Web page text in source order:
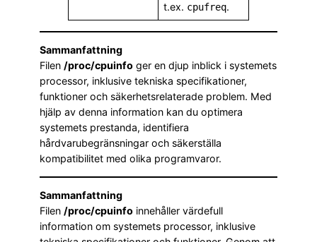
t.ex. cpufreq.
Sammanfattning
Filen /proc/cpuinfo ger en djup inblick i systemets
processor, inklusive tekniska specifikationer,
funktioner och säkerhetsrelaterade problem. Med
hjälp av denna information kan du optimera
systemets prestanda, identifiera
hårdvarubegränsningar och säkerställa
kompatibilitet med olika programvaror.
Sammanfattning
Filen /proc/cpuinfo innehåller värdefull
information om systemets processor, inklusive